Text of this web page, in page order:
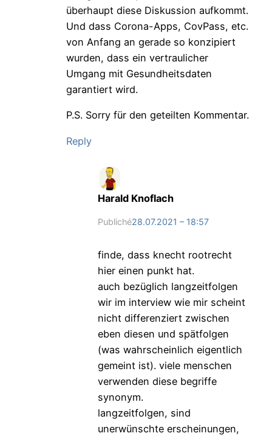
überhaupt diese Diskussion aufkommt.
Und dass Corona-Apps, CovPass, etc.
von Anfang an gerade so konzipiert
wurden, dass ein vertraulicher
Umgang mit Gesundheitsdaten
garantiert wird.
P.S. Sorry für den geteilten Kommentar.
Reply
Harald Knoflach
Publiché28.07.2021 – 18:57
finde, dass knecht rootrecht
hier einen punkt hat.
auch bezüglich langzeitfolgen
wir im interview wie mir scheint
nicht differenziert zwischen
eben diesen und spätfolgen
(was wahrscheinlich eigentlich
gemeint ist). viele menschen
verwenden diese begriffe
synonym.
langzeitfolgen, sind
unerwünschte erscheinungen,